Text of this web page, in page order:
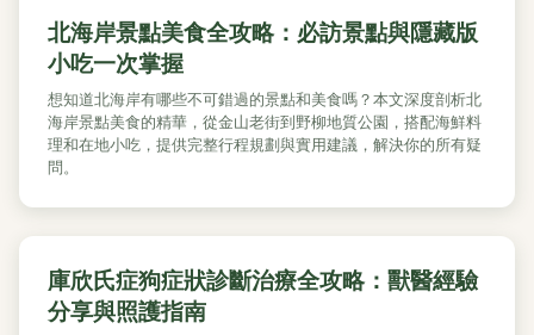
北海岸景點美食全攻略：必訪景點與隱藏版
小吃一次掌握
想知道北海岸有哪些不可錯過的景點和美食嗎？本文深度剖析北
海岸景點美食的精華，從金山老街到野柳地質公園，搭配海鮮料
理和在地小吃，提供完整行程規劃與實用建議，解決你的所有疑
問。
庫欣氏症狗症狀診斷治療全攻略：獸醫經驗
分享與照護指南